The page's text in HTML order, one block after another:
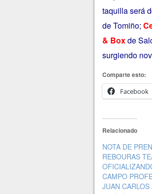
taquilla será
de Tomiño;
& Boxde
surgiendo
Comparte esto:
Facebook
Relacionado
NOTA DE
REBOURAS
CAMPO
JUAN CARLOS